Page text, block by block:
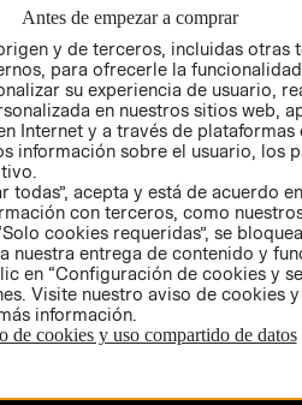
DE
(INGLÉS)
COMERCIO - SIC
PETICIONES
QUEJAS Y
RECLAMOS
Antes de empezar a comprar
y de terceros, incluidas otras
para ofrecerle la
su experiencia de usuario,
en nuestros sitios web,
Internet y a través de plataformas
información sobre el usuario, los
todas”, acepta y está de acuerdo
con terceros, como
cookies requeridas”, se
nuestra entrega de contenido y
en “Configuración de cookies y
Visite nuestro aviso de cookies
información.
de cookies y uso compartido de datos